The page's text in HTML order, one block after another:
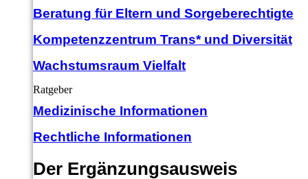
Beratung für Eltern und Sorgeberechtigte
Kompetenzzentrum Trans* und Diversität
Wachstumsraum Vielfalt
Ratgeber
Medizinische Informationen
Rechtliche Informationen
Der Ergänzungsausweis